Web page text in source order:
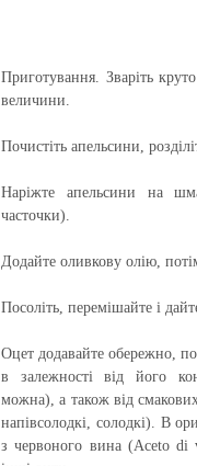
Приготування. Зваріть
величини.
Почистіть апельсини,
Наріжте апельсини на
часточки).
Додайте оливкову олію,
Посоліть, перемішайте і
Оцет додавайте обережно,
в залежності від його
можна), а також від
напівсолодкі, солодкі). В
з червоного вина (Aceto di